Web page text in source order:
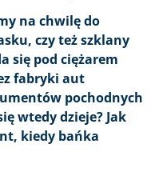
na chwilę do
czy też szklany
się pod ciężarem
fabryki aut
pochodnych
wtedy dzieje? Jak
kiedy bańka